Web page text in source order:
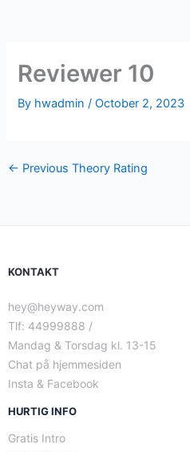
Reviewer 10
By hwadmin/October 2, 2023
← Previous Theory Rating
KONTAKT
hey@heyway.com
Tlf: 44999888 /
Mandag & Torsdag kl. 13-15
Chat på hjemmesiden
Insta & Facebook
HURTIG INFO
Gratis Intro